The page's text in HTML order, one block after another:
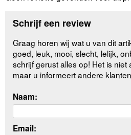
Schrijf een review
Graag horen wij wat u van dit
goed, leuk, mooi, slecht, lelijk,
schrijf gerust alles op! Het is
maar u informeert andere
Naam:
Email: